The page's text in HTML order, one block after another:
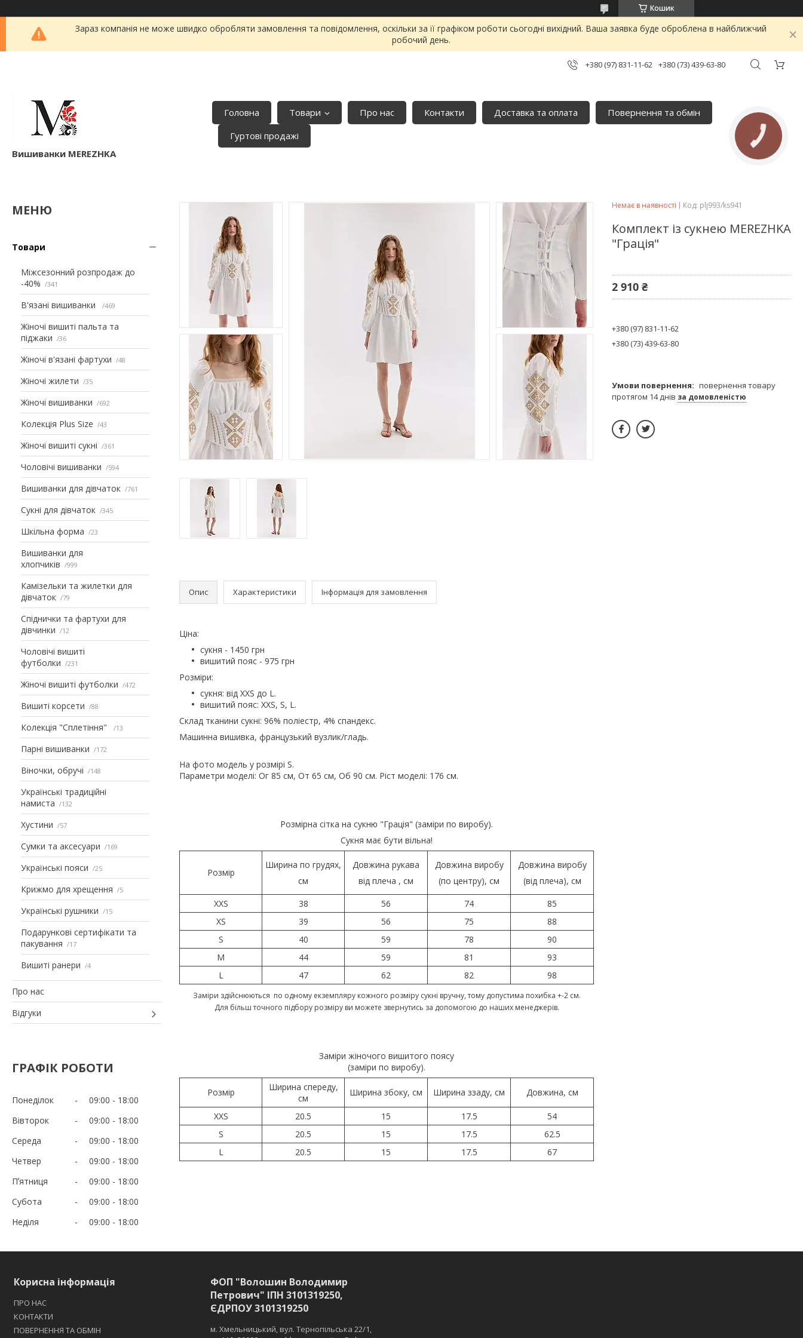
Кошик
Зараз компанія не може швидко обробляти замовлення та повідомлення, оскільки за її графіком роботи сьогодні вихідний. Ваша заявка буде оброблена в найближчий
робочий день.
+380 (97) 831-11-62 +380 (73) 439-63-80
Вишиванки MEREZHKA
Головна Товари Про нас Контакти Доставка та оплата
Повернення та обмін
Гуртові продажі
Товари
Міжсезонний розпродаж до
-40%
341
В'язані вишиванки 469
Жіночі вишиті пальта та
піджаки
36
Жіночі в'язані фартухи 48
Жіночі жилети 35
Жіночі вишиванки 692
Колекція Plus Size 43
Жіночі вишиті сукні 361
Чоловічі вишиванки 594
Вишиванки для дівчаток 761
Сукні для дівчаток 345
Шкільна форма 23
Вишиванки для
хлопчиків
999
Камізельки та жилетки для
дівчаток
79
Спіднички та фартухи для
дівчинки
12
Чоловічі вишиті
футболки
231
Жіночі вишиті футболки 472
Вишиті корсети 88
Колекція "Сплетіння" 13
Парні вишиванки 172
Віночки, обручі 148
Українські традиційні
намиста
132
Хустини 57
Сумки та аксесуари 169
Українські пояси 25
Крижмо для хрещення 5
Українські рушники 15
Подарункові сертифікати та
пакування
17
Вишиті ранери 4
Про нас
Відгуки
ГРАФІК РОБОТИ
Понеділок 09:00
18:00
Вівторок
09:00
18:00
Середа
09:00
18:00
Четвер
09:00
18:00
Пʼятниця
09:00
18:00
Субота
09:00
18:00
Неділя
09:00 18:00
Опис Характеристики Інформація для замовлення
Ціна:
сукня - 1450 грн
вишитий пояс - 975 грн
Розміри:
сукня: від XХS до L.
вишитий пояс: XXS, S, L.
Склад тканини сукні: 96% поліестр, 4% спандекс.
Машинна вишивка, французький вузлик/гладь.
На фото модель у розмірі S.
Параметри моделі: Ог 85 см, От 65 см, Об 90 см. Ріст моделі: 176 см.
Розмірна сітка на сукню "Грація" (заміри по виробу).
Сукня має бути вільна!
Розмір
Ширина по грудях,
см
Довжина рукава
від плеча , см
Довжина виробу
(по центру), см
Довжина виробу
(від плеча), см
XXS
38 56 74
85
XS
39 56 75
88
S
40 59 78
90
M
44 59 81
93
L
47 62 82 98
Заміри здійснюються по одному екземпляру кожного розміру сукні вручну, тому допустима похибка +-2 см.
Для більш точного підбору розміру ви можете звернутись за допомогою до наших менеджерів.
Заміри жіночого вишитого поясу
(заміри по виробу).
Розмір
Ширина спереду,
см
Ширина збоку, см Ширина ззаду, см Довжина, см
XXS 20.5 15 17.5
54
S
20.5 15 17.5
62.5
L
20.5 15 17.5 67
Немає в наявності Код: plj993/ks941
Комплект із сукнею MEREZHKA
"Грація"
2 910 ₴
+380 (97) 831-11-62
+380 (73) 439-63-80
повернення товару
протягом 14 днів за домовленістю
Корисна інформація
ПРО НАС
КОНТАКТИ
ПОВЕРНЕННЯ ТА ОБМІН
ФОП "Волошин Володимир
Петрович" ІПН 3101319250,
ЄДРПОУ 3101319250
м. Хмельницький, вул. Тернопільська 22/1,
КНОПКА
ЗВ'ЯЗКУ